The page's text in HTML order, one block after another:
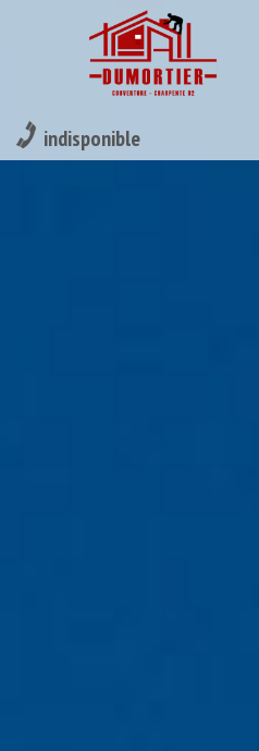
indisponible